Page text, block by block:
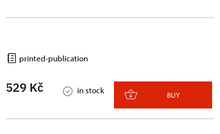
printed-publication
529 Kč in stock BUY